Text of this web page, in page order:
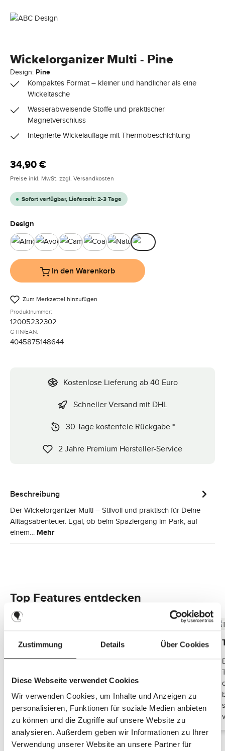
Zustimmung Details Über Cookies
Diese Webseite verwendet Cookies
Wir verwenden Cookies, um Inhalte und Anzeigen zu
personalisieren, Funktionen für soziale Medien anbieten
zu können und die Zugriffe auf unsere Website zu
analysieren. Außerdem geben wir Informationen zu Ihrer
Verwendung unserer Website an unsere Partner für
Wickelorganizer Multi - Pine
Design: Pine
Kompaktes Format – kleiner und handlicher als eine
Wickeltasche
Wasserabweisende Stoffe und praktischer
Magnetverschluss
Integrierte Wickelauflage mit Thermobeschichtung
Regulärer Preis:
34,90 €
Preise inkl. MwSt. zzgl. Versandkosten
Sofort verfügbar, Lieferzeit: 2-3 Tage
Design
Almond Avocado Camel Coal Nature Pine
In den Warenkorb
Zum Merkzettel hinzufügen
Produktnummer:
12005232302
GTIN/EAN:
4045875148644
Kostenlose Lieferung ab 40 Euro
Schneller Versand mit DHL
30 Tage kostenfeie Rückgabe *
2 Jahre Premium Hersteller-Service
Beschreibung
Der Wickelorganizer Multi – Stilvoll und praktisch für Deine
Alltagsabenteuer. Egal, ob beim Spaziergang im Park, auf
einem… Mehr
Top Features entdecken
Komfortabel und sicher verschlossen
Die praktischen Magnetverschlüsse bieten schnellen
Utensilien. Kein umständliches Hantieren mehr –
öffne und schließe Deine Tasche mühelos und halte
alles sicher verstaut. Perfekt für den stressfreien
Alltag!